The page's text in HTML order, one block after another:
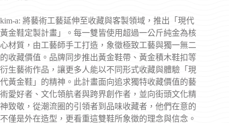
kim-a: 將藝術工藝延伸至收藏與客製領域，推出「現代
黃金鞋定製計畫」。每一雙皆使用超過一公斤純金為核
心材質，由工藝師手工打造，象徵極致工藝與獨一無二
的收藏價值。品牌同步推出黃金鞋帶、黃金積木鞋扣等
衍生藝術作品，讓更多人能以不同形式收藏與體驗「現
代黃金鞋」的精神。此計畫面向追求獨特收藏價值的藝
術愛好者、文化領航者與跨界創作者，並向街頭文化精
神致敬，從潮流圈的引領者到品味收藏者，他們在意的
不僅是外在造型，更看重這雙鞋所象徵的理念與信念。